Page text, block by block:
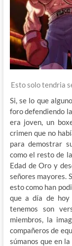
Esto solo tendria
Si, se lo que
foro defendiendo
era joven, un
crimen que no
para demostrar
como el resto de
Edad de Oro y
señores mayores.
esto como han
que a día de
tenemos son
miembros, la
compañeros de
súmanos que en